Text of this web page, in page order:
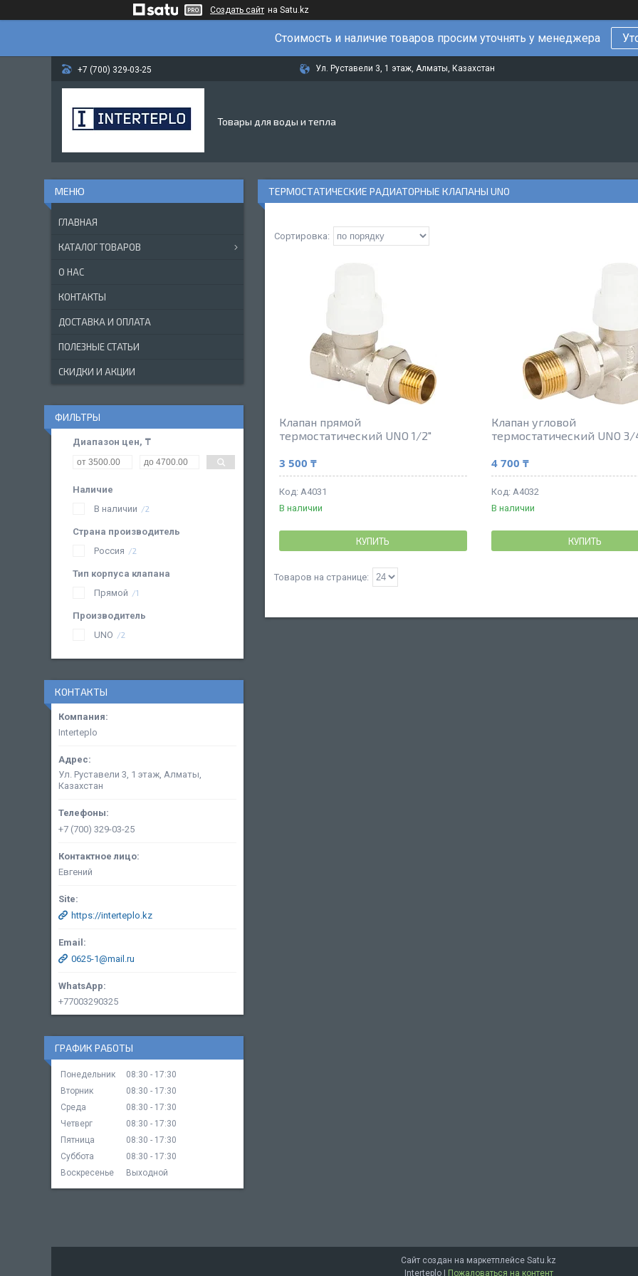
Создать сайт на Satu.kz
Стоимость и наличие товаров просим уточнять у менеджера
+7 (700) 329-03-25 Ул. Руставели 3, 1 этаж, Алматы, Казахстан
Товары для воды и тепла
ТЕРМОСТАТИЧЕСКИЕ РАДИАТОРНЫЕ КЛАПАНЫ UNO
Клапан прямой
термостатический UNO 1/2"
3 500 ₸
A4031
В наличии
КУПИТЬ
Клапан угловой
термостатический UNO 3/
4 700 ₸
A4032
В наличии
КУПИТЬ
ГЛАВНАЯ
КАТАЛОГ ТОВАРОВ
О НАС
КОНТАКТЫ
ДОСТАВКА И ОПЛАТА
ПОЛЕЗНЫЕ СТАТЬИ
СКИДКИ И АКЦИИ
ФИЛЬТРЫ
Диапазон цен, ₸
Наличие
В наличии
2
Страна производитель
Россия
2
Тип корпуса клапана
Прямой
1
Производитель
UNO
2
КОНТАКТЫ
Interteplo
Ул. Руставели 3, 1 этаж, Алматы,
Казахстан
+7 (700) 329-03-25
Евгений
https://interteplo.kz
0625-1@mail.ru
+77003290325
ГРАФИК РАБОТЫ
Понедельник 08:30
17:30
Вторник
08:30
17:30
Среда
08:30
17:30
Четверг
08:30
17:30
Пятница
08:30
17:30
Суббота
08:30
17:30
Воскресенье
Выходной
Сайт создан на маркетплейсе Satu.kz
Пожаловаться на контент